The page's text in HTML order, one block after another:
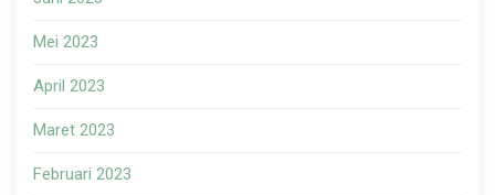
Mei 2023
April 2023
Maret 2023
Februari 2023